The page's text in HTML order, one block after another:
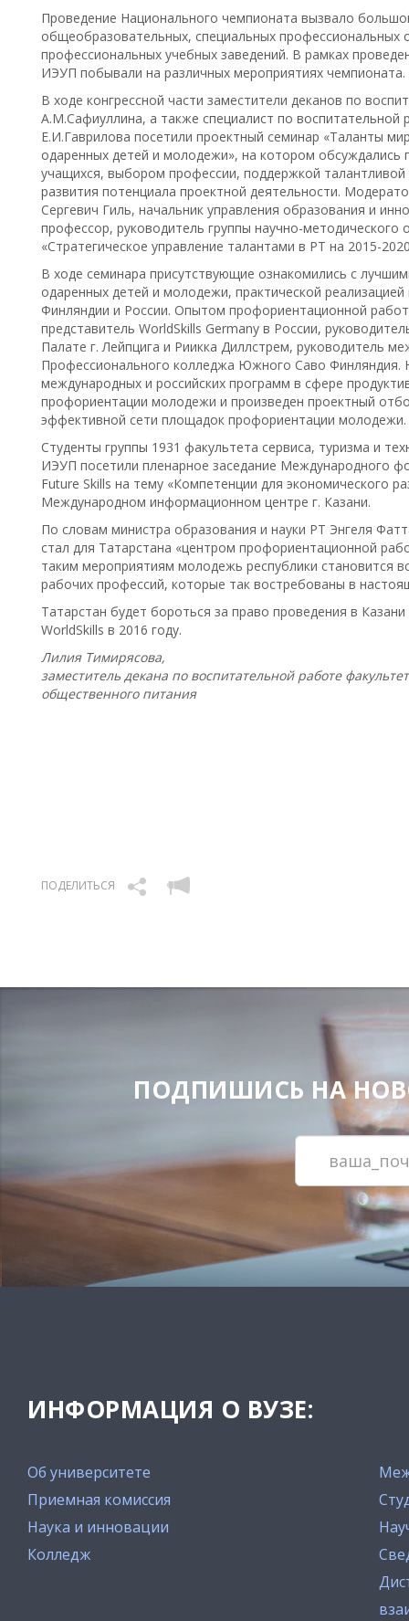
Проведение Национального чемпионата вызвало
общеобразовательных, специальных профессиональных
профессиональных учебных заведений. В рамках
ИЭУП побывали на различных мероприятиях чемпионата.
В ходе конгрессной части заместители деканов по
А.М.Сафиуллина, а также специалист по воспитательной
Е.И.Гаврилова посетили проектный семинар «Таланты
одаренных детей и молодежи», на котором
учащихся, выбором профессии, поддержкой
развития потенциала проектной деятельности.
Сергевич Гиль, начальник управления образования и
профессор, руководитель группы научно-методического
«Стратегическое управление талантами в РТ на 2015-
В ходе семинара присутствующие ознакомились с
одаренных детей и молодежи, практической
Финляндии и России. Опытом профориентационной
представитель WorldSkills Germany в России,
Палате г. Лейпцига и Риикка Диллстрем, руководитель
Профессионального колледжа Южного Саво Финляндия.
международных и российских программ в сфере
профориентации молодежи и произведен проектный
эффективной сети площадок профориентации молодежи.
Студенты группы 1931 факультета сервиса, туризма и
ИЭУП посетили пленарное заседание Международного
Future Skills на тему «Компетенции для экономического
Международном информационном центре г. Казани.
По словам министра образования и науки РТ Энгеля
стал для Татарстана «центром профориентационной
таким мероприятиям молодежь республики становится
рабочих профессий, которые так востребованы в
Татарстан будет бороться за право проведения в
WorldSkills в 2016 году.
Лилия Тимирясова,
заместитель декана по воспитательной работе
общественного питания
ПОДЕЛИТЬСЯ
ПОДПИШИСЬ НА
ИНФОРМАЦИЯ О ВУЗЕ:
Об университете
Приемная комиссия
Наука и инновации
Колледж